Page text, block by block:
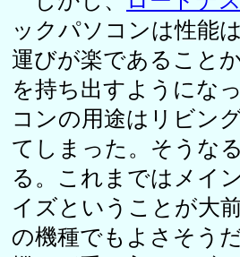
ックパソコンは性能
運びが楽であること
を持ち出すようにな
コンの用途はリビン
てしまった。そうな
る。これまではメイ
イズということが大
の機種でもよさそう